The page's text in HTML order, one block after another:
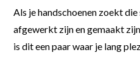
Als je handschoenen zoekt
afgewerkt zijn en gemaakt
is dit een paar waar je lang